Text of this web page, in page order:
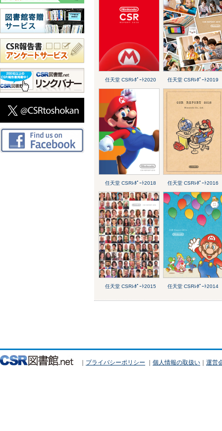
任天堂 CSRﾚﾎﾟｰﾄ2020 任天堂 CSRﾚﾎﾟｰﾄ2019
任天堂 CSRﾚﾎﾟｰﾄ2018 任天堂 CSRﾚﾎﾟｰﾄ2016
任天堂 CSRﾚﾎﾟｰﾄ2015 任天堂 CSRﾚﾎﾟｰﾄ2014
｜ プライバシーポリシー ｜ 個人情報の取扱い ｜ 運営